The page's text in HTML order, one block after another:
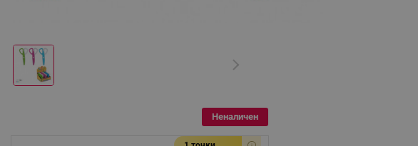
Неналичен